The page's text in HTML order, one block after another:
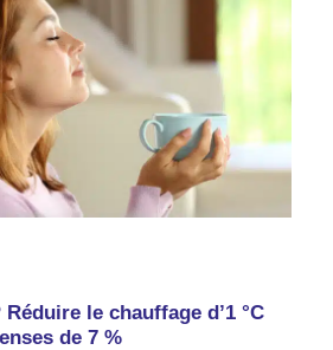
le chauffage d’1 °C
de 7 %